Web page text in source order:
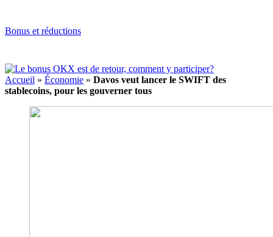
Bonus et réductions
Accueil » Économie » Davos veut lancer le SWIFT des
stablecoins, pour les gouverner tous